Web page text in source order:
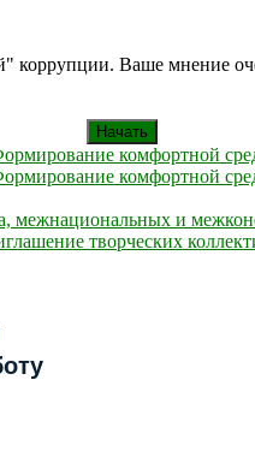
коррупции. Ваше мнение
Начать